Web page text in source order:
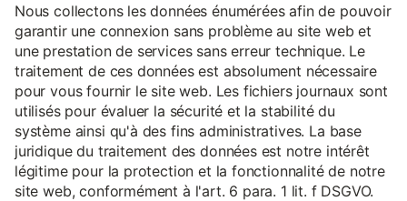
Nous collectons les données énumérées afin de pouvoir
garantir une connexion sans problème au site web et
une prestation de services sans erreur technique. Le
traitement de ces données est absolument nécessaire
pour vous fournir le site web. Les fichiers journaux sont
utilisés pour évaluer la sécurité et la stabilité du
système ainsi qu'à des fins administratives. La base
juridique du traitement des données est notre intérêt
légitime pour la protection et la fonctionnalité de notre
site web, conformément à l'art. 6 para. 1 lit. f DSGVO.